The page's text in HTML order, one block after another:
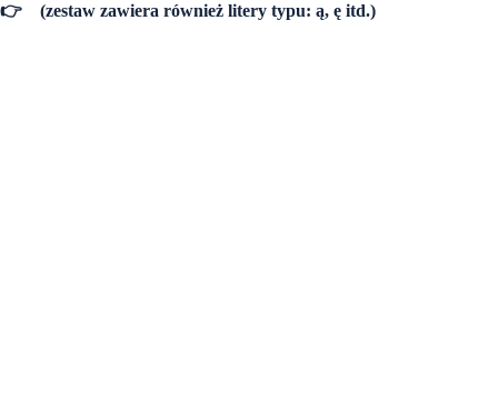
👉 (zestaw zawiera również litery typu: ą, ę itd.)